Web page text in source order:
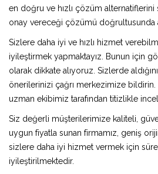
en doğru ve hızlı çözüm alternatiflerini
onay vereceği çözümü doğrultusunda
Sizlere daha iyi ve hızlı hizmet
iyileştirmek yapmaktayız. Bunun için
olarak dikkate alıyoruz. Sizlerde
önerilerinizi çağrı merkezimize
uzman ekibimiz tarafından titizlikle
Siz değerli müşterilerimize kaliteli,
uygun fiyatla sunan firmamız, geniş
sizlere daha iyi hizmet vermek için
iyileştirilmektedir.